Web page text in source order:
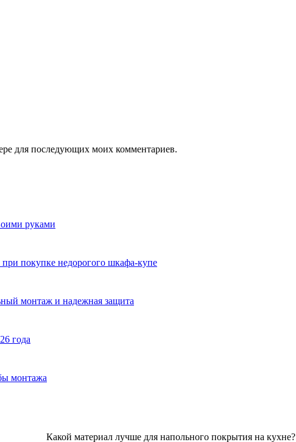
для последующих моих комментариев.
руками
покупке недорогого шкафа-купе
монтаж и надежная защита
года
монтажа
Какой материал лучше для напольного покрытия на кухне?